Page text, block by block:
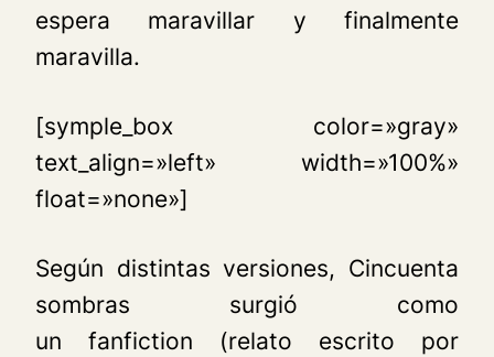
espera maravillar y finalmente
maravilla.
[symple_box color=»gray»
text_align=»left» width=»100%»
float=»none»]
Según distintas versiones, Cincuenta
sombras surgió como
un fanfiction (relato escrito por